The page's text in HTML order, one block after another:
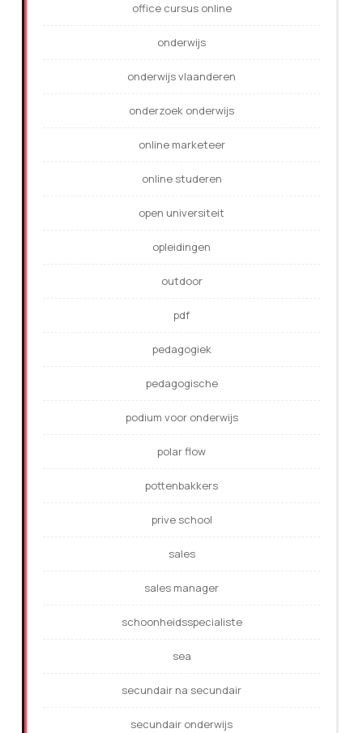
office cursus online
onderwijs
onderwijs vlaanderen
onderzoek onderwijs
online marketeer
online studeren
open universiteit
opleidingen
outdoor
pdf
pedagogiek
pedagogische
podium voor onderwijs
polar flow
pottenbakkers
prive school
sales
sales manager
schoonheidsspecialiste
sea
secundair na secundair
secundair onderwijs